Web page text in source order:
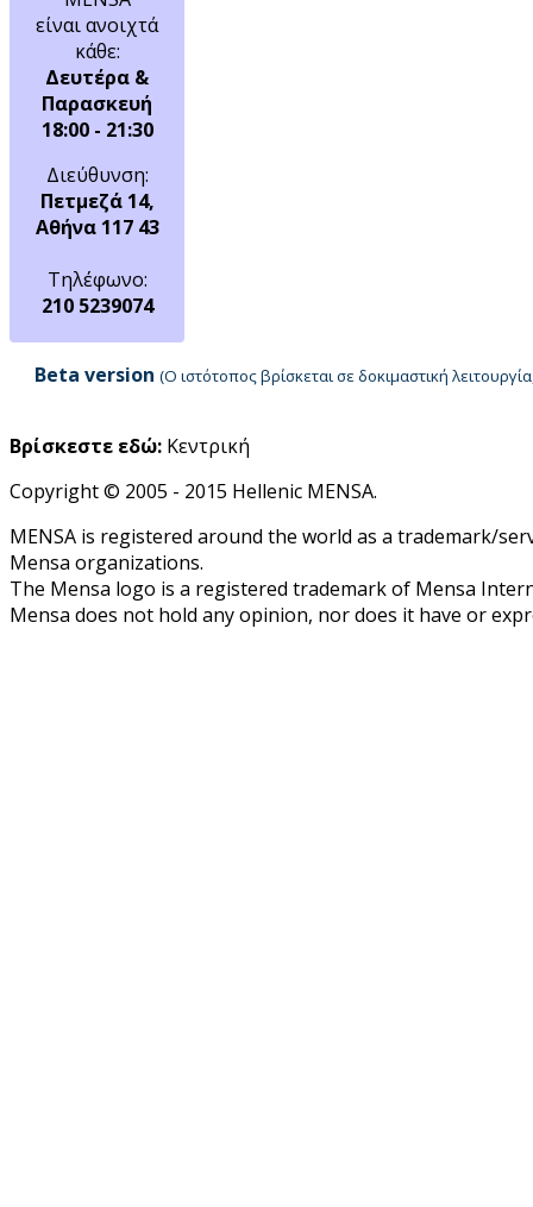
είναι ανοιχτά
κάθε:
Δευτέρα &
Παρασκευή
18:00 - 21:30
Διεύθυνση:
Πετμεζά 14,
Αθήνα 117 43
Τηλέφωνο:
210 5239074
Beta version (Ο ιστότοπος βρίσκεται σε δοκιμαστική
Βρίσκεστε εδώ: Κεντρική
Copyright © 2005 - 2015 Hellenic MENSA.
MENSA is registered around the world as a trademark/
Mensa organizations.
The Mensa logo is a registered trademark of Mensa
Mensa does not hold any opinion, nor does it have or